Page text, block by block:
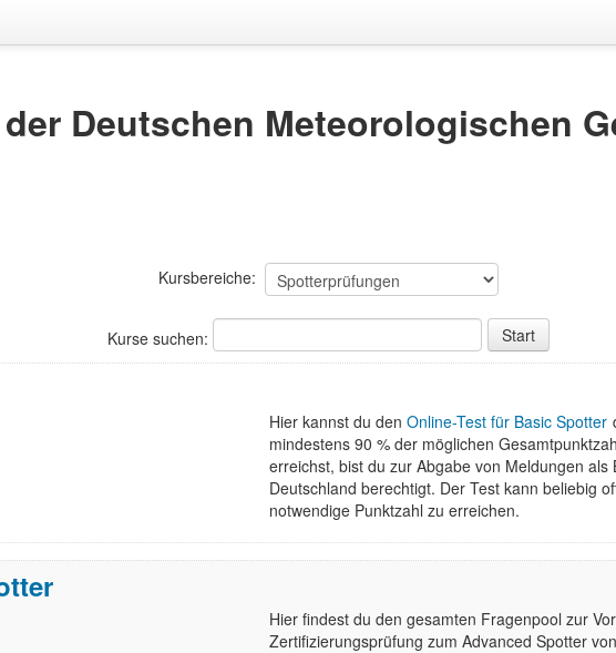
Deutschen Meteorologischen
Kursbereiche:
Kurse suchen:
Hier kannst du denOnline-Test für Basic Spotter
mindestens 90 % der möglichen
erreichst, bist du zur Abgabe von Meldungen als
Deutschland berechtigt. Der Test kann beliebig
notwendige Punktzahl zu erreichen.
Hier findest du den gesamten Fragenpool zur
Zertifizierungsprüfung zum Advanced Spotter